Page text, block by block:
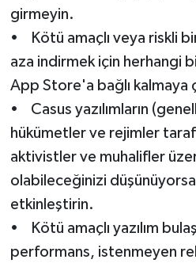
girmeyin.
• Kötü amaçlı veya riskli
aza indirmek için herhangi
App Store'a bağlı kalmaya
• Casus yazılımların
hükümetler ve rejimler
aktivistler ve muhalifler
olabileceğinizi
etkinleştirin.
• Kötü amaçlı yazılım
performans, istenmeyen